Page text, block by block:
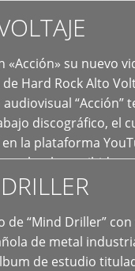
[…]
«Acción» su nuevo
Hard Rock Alto
“Acción”
discográfico, el
la plataforma
ya ha recibido
de “Mind Driller”
de metal
de estudio